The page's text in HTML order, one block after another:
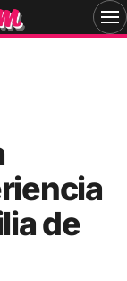
de